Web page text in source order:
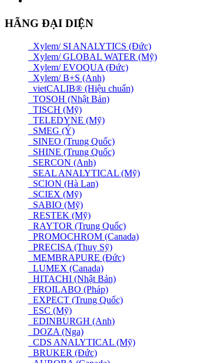
HÃNG ĐẠI DIỆN
Xylem/ SI ANALYTICS (Đức)
Xylem/ GLOBAL WATER (Mỹ)
Xylem/ EVOQUA (Đức)
Xylem/ B+S (Anh)
vietCALIB® (Hiệu chuẩn)
TOSOH (Nhật Bản)
TISCH (Mỹ)
TELEDYNE (Mỹ)
SMEG (Ý)
SINEO (Trung Quốc)
SHINE (Trung Quốc)
SERCON (Anh)
SEAL ANALYTICAL (Mỹ)
SCION (Hà Lan)
SCIEX (Mỹ)
SABIO (Mỹ)
RESTEK (Mỹ)
RAYTOR (Trung Quốc)
PROMOCHROM (Canada)
PRECISA (Thuỵ Sỹ)
MEMBRAPURE (Đức)
LUMEX (Canada)
HITACHI (Nhật Bản)
FROILABO (Pháp)
EXPECT (Trung Quốc)
ESC (Mỹ)
EDINBURGH (Anh)
DOZA (Nga)
CDS ANALYTICAL (Mỹ)
BRUKER (Đức)